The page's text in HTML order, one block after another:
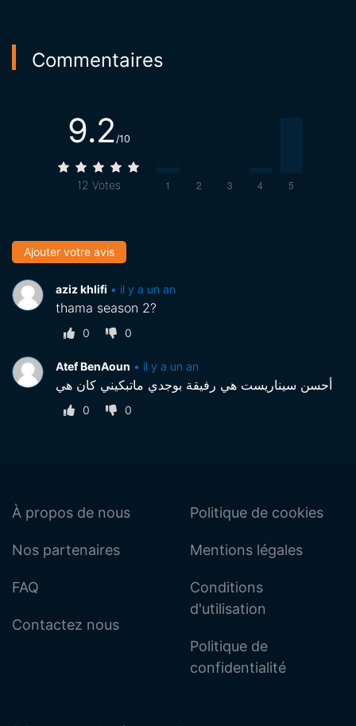
Commentaires
9.2 /10
12 Votes
Ajouter votre avis
aziz khlifi • il y a un an
thama season 2?
0 0
Atef BenAoun • il y a un an
أحسن سيناريست هي رفيقة بوجدي ماتبكيني كان هي
0 0
À propos de nous
Nos partenaires
FAQ
Contactez nous
Politique de cookies
Mentions légales
Conditions
d'utilisation
Politique de
confidentialité